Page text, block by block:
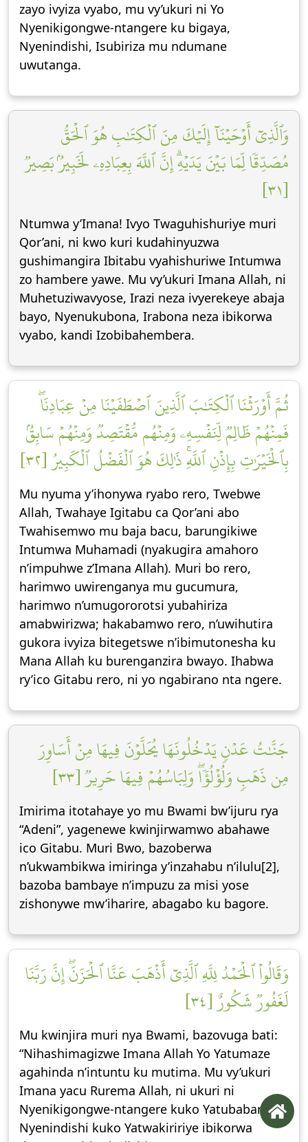
zayo ivyiza vyabo, mu vy’ukuri ni Yo
Nyenikigongwe-ntangere ku bigaya,
Nyenindishi, Isubiriza mu ndumane
uwutanga.
وَٱلَّذِيٓ أَوۡحَيۡنَآ إِلَيۡكَ مِنَ ٱلۡكِتَٰبِ هُوَ ٱلۡحَقُّ
مُصَدِّقٗا لِّمَا بَيۡنَ يَدَيۡهِۗ إِنَّ ٱللَّهَ بِعِبَادِهِۦ لَخَبِيرُۢ بَصِيرٞ
[٣١]
Ntumwa y’Imana! Ivyo Twaguhishuriye muri
Qor’ani, ni kwo kuri kudahinyuzwa
gushimangira Ibitabu vyahishuriwe Intumwa
zo hambere yawe. Mu vy’ukuri Imana Allah, ni
Muhetuziwavyose, Irazi neza ivyerekeye abaja
bayo, Nyenukubona, Irabona neza ibikorwa
vyabo, kandi Izobibahembera.
ثُمَّ أَوۡرَثۡنَا ٱلۡكِتَٰبَ ٱلَّذِينَ ٱصۡطَفَيۡنَا مِنۡ عِبَادِنَاۖ
فَمِنۡهُمۡ ظَالِمٞ لِّنَفۡسِهِۦ وَمِنۡهُم مُّقۡتَصِدٞ وَمِنۡهُمۡ سَابِقُۢ
بِٱلۡخَيۡرَٰتِ بِإِذۡنِ ٱللَّهِۚ ذَٰلِكَ هُوَ ٱلۡفَضۡلُ ٱلۡكَبِيرُ [٣٢]
Mu nyuma y’ihonywa ryabo rero, Twebwe
Allah, Twahaye Igitabu ca Qor’ani abo
Twahisemwo mu baja bacu, barungikiwe
Intumwa Muhamadi (nyakugira amahoro
n’impuhwe z’Imana Allah). Muri bo rero,
harimwo uwirenganya mu gucumura,
harimwo n’umugororotsi yubahiriza
amabwirizwa; hakabamwo rero, n’uwihutira
gukora ivyiza bitegetswe n’ibimutonesha ku
Mana Allah ku burenganzira bwayo. Ihabwa
ry’ico Gitabu rero, ni yo ngabirano nta ngere.
جَنَّٰتُ عَدۡنٖ يَدۡخُلُونَهَا يُحَلَّوۡنَ فِيهَا مِنۡ أَسَاوِرَ
مِن ذَهَبٖ وَلُؤۡلُؤٗاۖ وَلِبَاسُهُمۡ فِيهَا حَرِيرٞ [٣٣]
Imirima itotahaye yo mu Bwami bw’ijuru rya
“Adeni”, yagenewe kwinjirwamwo abahawe
ico Gitabu. Muri Bwo, bazoberwa
n’ukwambikwa imiringa y’inzahabu n’ilulu[2],
bazoba bambaye n’impuzu za misi yose
zishonywe mw’iharire, abagabo ku bagore.
وَقَالُواْ ٱلۡحَمۡدُ لِلَّهِ ٱلَّذِيٓ أَذۡهَبَ عَنَّا ٱلۡحَزَنَۖ إِنَّ رَبَّنَا
لَغَفُورٞ شَكُورٌ [٣٤]
Mu kwinjira muri nya Bwami, bazovuga bati:
“Nihashimagizwe Imana Allah Yo Yatumaze
agahinda n’intuntu ku mutima. Mu vy’ukuri
Imana yacu Rurema Allah, ni ukuri ni
Nyenikigongwe-ntangere kuko Yatubabariye,
Nyenindishi kuko Yatwakiririye ibikorwa